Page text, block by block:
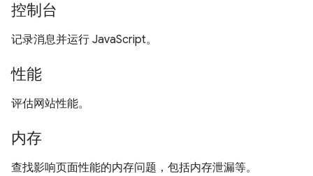
控制台
记录消息并运行 JavaScript。
性能
评估网站性能。
内存
查找影响页面性能的内存问题，包括内存泄漏等。